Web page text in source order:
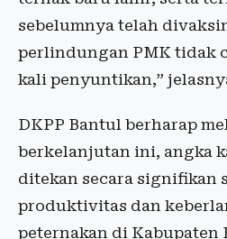
sebelumnya telah
perlindungan PMK tidak
kali penyuntikan,”
DKPP Bantul berharap
berkelanjutan ini, angka
ditekan secara signifikan
produktivitas dan
peternakan di Kabupaten